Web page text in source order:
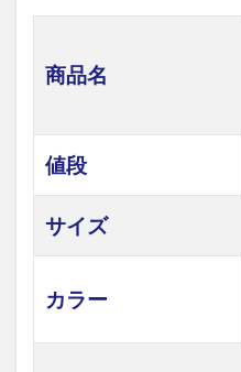
商品名
値段
サイズ
カラー